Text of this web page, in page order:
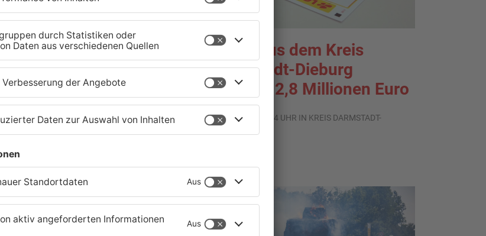
"Ich lebe
arbeite in Schaafheim"
06:58 UHR IN KREIS DARMSTADT-
Mann aus dem Kreis
Darmstadt-Dieburg
gewinnt 2,8 Millionen Euro
04.08.2026, 09:24 UHR IN KREIS DARMSTADT-
DIEBURG
TOPNEWS